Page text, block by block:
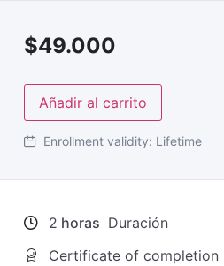
$49.000
Añadir al carrito
Enrollment validity: Lifetime
2 horas Duración
Certificate of completion